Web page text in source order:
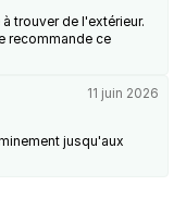
trouver de l'extérieur.
recommande ce
11 juin 2026
jusqu'aux